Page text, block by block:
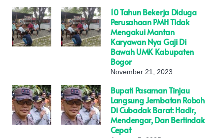
10 Tahun Bekerja Diduga
Perusahaan PMH Tidak
Mengakui Mantan
Karyawan Nya Gaji Di
Bawah UMK Kabupaten
Bogor
November 21, 2023
Bupati Pasaman Tinjau
Langsung Jembatan Roboh
Di Cubadak Barat: Hadir,
Mendengar, Dan Bertindak
Cepat